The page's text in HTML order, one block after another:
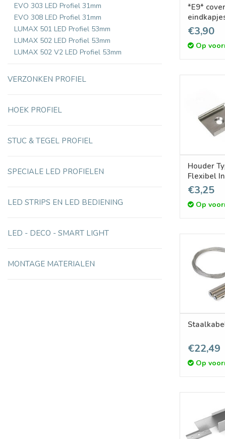
EVO 303 LED Profiel 31mm
EVO 308 LED Profiel 31mm
LUMAX 501 LED Profiel 53mm
LUMAX 502 LED Profiel 53mm
LUMAX 502 V2 LED Profiel 53mm
VERZONKEN PROFIEL
HOEK PROFIEL
STUC & TEGEL PROFIEL
SPECIALE LED PROFIELEN
LED STRIPS EN LED BEDIENING
LED - DECO - SMART LIGHT
MONTAGE MATERIALEN
*E9*
melkwit,
€3,90
Op
Houder
Flexibel
€3,25
Op
€22,49
Op